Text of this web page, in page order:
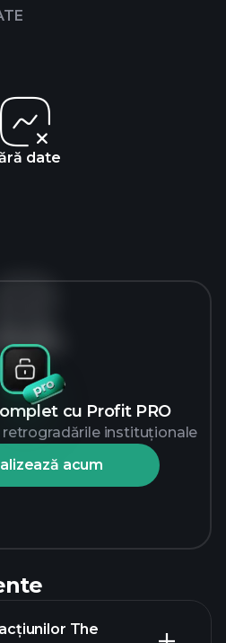
date
cu Profit PRO
instituționale
acum
date
The